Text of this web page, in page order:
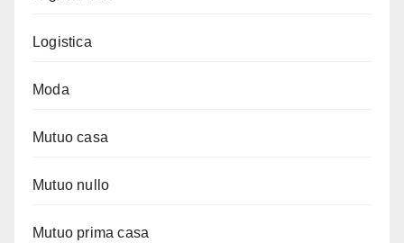
Logistica
Moda
Mutuo casa
Mutuo nullo
Mutuo prima casa